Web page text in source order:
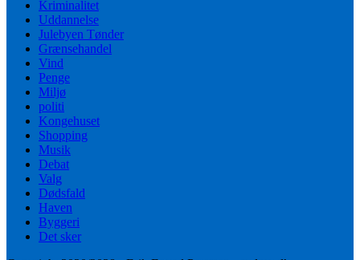
Kriminalitet
Uddannelse
Julebyen Tønder
Grænsehandel
Vind
Penge
Miljø
politi
Kongehuset
Shopping
Musik
Debat
Valg
Dødsfald
Haven
Byggeri
Det sker